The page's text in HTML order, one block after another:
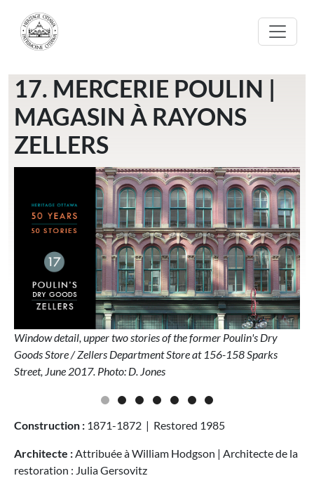
17. MERCERIE POULIN |
MAGASIN À RAYONS
ZELLERS
Window detail, upper two stories of the former Poulin's Dry
Goods Store / Zellers Department Store at 156-158 Sparks
Street, June 2017. Photo: D. Jones
Construction : 1871-1872 | Restored 1985
Architecte :Attribuée à William Hodgson | Architecte de la
restoration : Julia Gersovitz